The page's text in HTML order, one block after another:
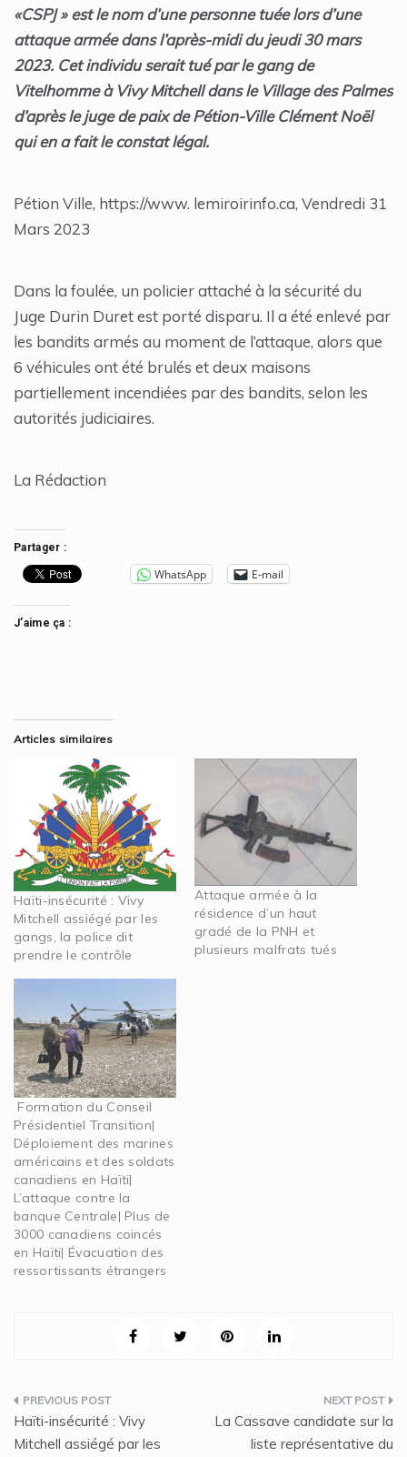
«CSPJ » est le nom d’une personne tuée lors d’une
attaque armée dans l’après-midi du jeudi 30 mars
2023. Cet individu serait tué par le gang de
Vitelhomme à Vivy Mitchell dans le Village des Palmes
d’après le juge de paix de Pétion-Ville Clément Noël
qui en a fait le constat légal.
Pétion Ville, https://www. lemiroirinfo.ca, Vendredi 31
Mars 2023
Dans la foulée, un policier attaché à la sécurité du
Juge Durin Duret est porté disparu. Il a été enlevé par
les bandits armés au moment de l’attaque, alors que
6 véhicules ont été brulés et deux maisons
partiellement incendiées par des bandits, selon les
autorités judiciaires.
La Rédaction
Partager :
WhatsApp E-mail
J’aime ça :
Articles similaires
Haïti-insécurité : Vivy
Mitchell assiégé par les
gangs, la police dit
prendre le contrôle
Attaque armée à la
résidence d’un haut
gradé de la PNH et
plusieurs malfrats tués
Formation du Conseil
Présidentiel Transition|
Déploiement des marines
américains et des soldats
canadiens en Haïti|
L’attaque contre la
banque Centrale| Plus de
3000 canadiens coincés
en Haïti| Évacuation des
ressortissants étrangers
Navigation
de
Haïti-insécurité : Vivy
Mitchell assiégé par les
La Cassave candidate sur la
liste représentative du